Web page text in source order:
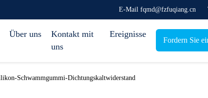
E-Mail fqmd@fzfuqiang.cn
Über uns
Kontakt mit
uns
Ereignisse
Fordern Sie
Schwammgummi-Dichtungskaltwiderstand